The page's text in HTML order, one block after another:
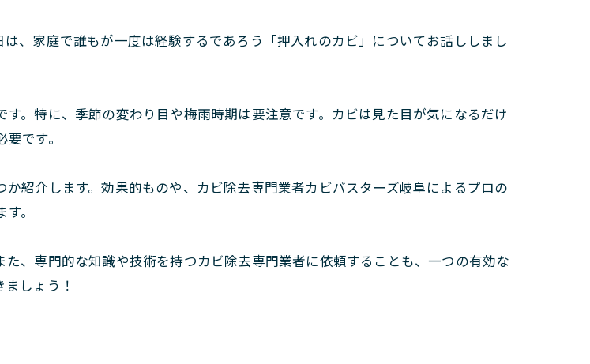
、家庭で誰もが一度は経験するであろう「押入れのカビ」についてお話ししまし
。特に、季節の変わり目や梅雨時期は要注意です。カビは見た目が気になるだけ
です。
紹介します。効果的ものや、カビ除去専門業者カビバスターズ岐阜によるプロの
。
、専門的な知識や技術を持つカビ除去専門業者に依頼することも、一つの有効な
しょう！